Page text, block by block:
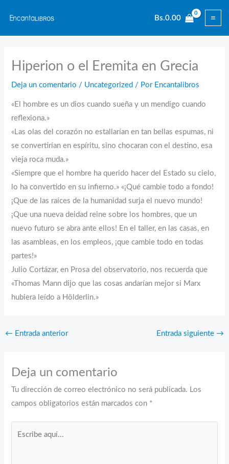
contenido
Bs.0.00
Hiperion o el Eremita en Grecia
Deja un comentario / Uncategorized / Por Encantalibros
«El hombre es un dios cuando sueña y un mendigo cuando
reflexiona.»
«Las olas del corazón no estallarían en tan bellas espumas, ni
se convertirían en espíritu, sino chocaran con el destino, esa
vieja roca muda.»
«Siempre que el hombre ha querido hacer del Estado su cielo,
lo ha convertido en su infierno.» «¡Qué cambie todo a fondo!
¡Que de las raíces de la humanidad surja el nuevo mundo!
¡Que una nueva deidad reine sobre los hombres, que un
nuevo futuro se abra ante ellos! En el taller, en las casas, en
las asambleas, en los empleos, ¡que cambie todo en todas
partes!»
Julio Cortázar, en Prosa del observatorio, nos recuerda que
«Thomas Mann dijo que las cosas andarían mejor si Marx
hubiera leído a Hölderlin.»
← Entrada anterior Entrada siguiente →
Deja un comentario
Tu dirección de correo electrónico no será publicada. Los
campos obligatorios están marcados con *